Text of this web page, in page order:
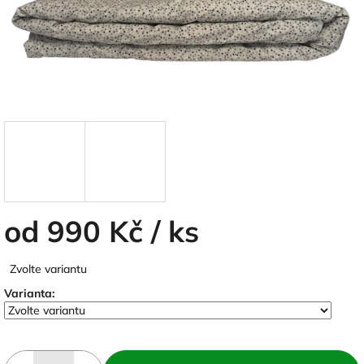
od 990 Kč / ks
cena:
Zvolte variantu
Varianta: